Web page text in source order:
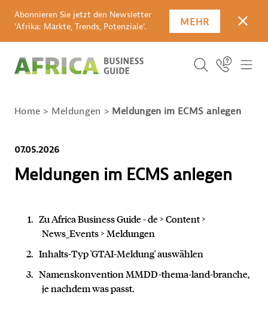
Abonnieren Sie jetzt den Newsletter
'Afrika: Märkte, Trends, Potenziale'.
MEHR
ICON
SUCHBEGRIFF
SUCHEN
Icon Link
Home Meldungen Meldungen im ECMS anlegen
07.05.2026
Meldungen im ECMS anlegen
Zu Africa Business Guide - de > Content >
News_Events > Meldungen
Inhalts-Typ 'GTAI-Meldung' auswählen
Namenskonvention MMDD-thema-land-branche,
je nachdem was passt.